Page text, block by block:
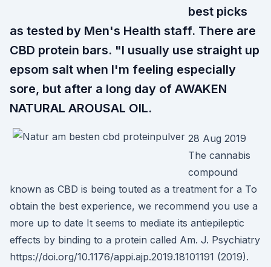
best picks
as tested by Men's Health staff. There are
CBD protein bars. "I usually use straight up
epsom salt when I'm feeling especially
sore, but after a long day of AWAKEN
NATURAL AROUSAL OIL.
28 Aug 2019
The cannabis
compound
known as CBD is being touted as a treatment for a To
obtain the best experience, we recommend you use a
more up to date It seems to mediate its antiepileptic
effects by binding to a protein called Am. J. Psychiatry
https://doi.org/10.1176/appi.ajp.2019.18101191 (2019).